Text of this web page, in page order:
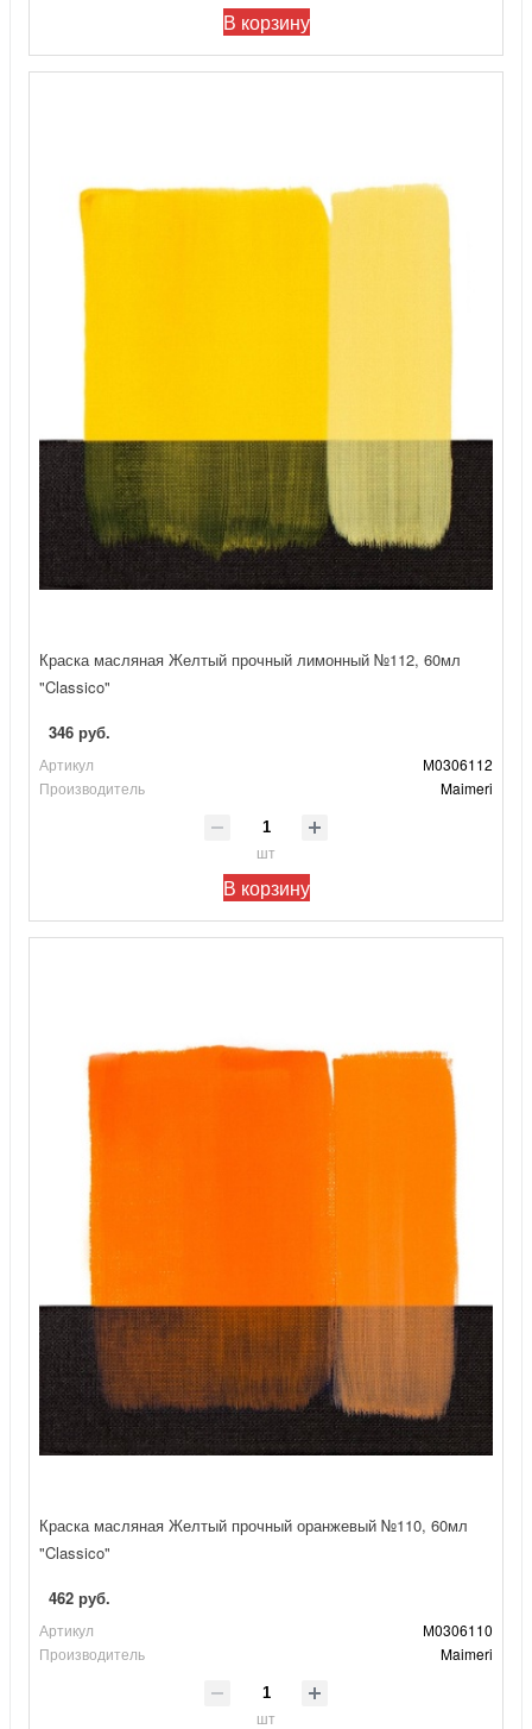
В корзину
Краска масляная Желтый прочный лимонный №112, 60мл
"Classico"
346 руб.
Артикул
М0306112
Производитель
Maimeri
шт
В корзину
Краска масляная Желтый прочный оранжевый №110, 60мл
"Classico"
462 руб.
Артикул
М0306110
Производитель
Maimeri
шт